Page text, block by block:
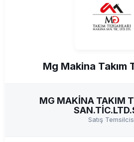
Mg Makina Takım
MG MAKİNA TAKIM
Satış